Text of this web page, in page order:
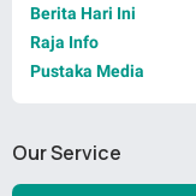
Berita Hari Ini
Raja Info
Pustaka Media
Our Service